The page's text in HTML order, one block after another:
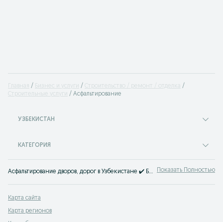
Главная Бизнес и услуги
Строительство / ремонт / отделка
Cтроительные услуги
Асфальтирование
УЗБЕКИСТАН
КАТЕГОРИЯ
Асфальтирование дворов, дорог в Узбекистане ✔️ Большой выбор строительных компаний и частных бригад, доступные цены ☝ Заказать укладку асфальта под ключ можно на OLX.uz! Показать Полностью
Карта сайта
Карта регионов